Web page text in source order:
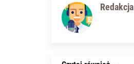
Redakcja